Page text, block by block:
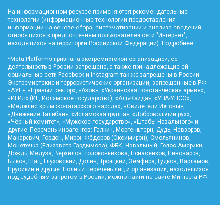
На информационном ресурсе применяются рекомендательные
технологии (информационные технологии предоставления
информации на основе сбора, систематизации и анализа сведений,
относящихся к предпочтениям пользователей сети "Интернет",
находящихся на территории Российской Федерации). Подробнее
*Meta Platforms признана экстремистской организацией, её
деятельность в России запрещена, а также принадлежащие ей
социальные сети Facebook и Instagram так же запрещены в России.
Экстремистские и террористические организации, запрещенные в РФ:
«АУЕ», «Правый сектор», «Азов», «Украинская повстанческая армия»,
«ИГИЛ» (ИГ, Исламское государство), «Аль-Каида», «УНА-УНСО»,
«Меджлис крымско-татарского народа», «Свидетели Иеговы»,
«Движение Талибан», «Исламская группа», «Добровольчий рух»,
«Чёрный комитет», «Мужское государство», «Штабы Навального» и
другие. Перечень иноагентов: Галкин, Моргенштерн, Дудь, Невзоров,
Макаревич, Гордон, Мирон Фёдоров (Оксимирон), Смольянинов,
Монеточка (Елизавета Гардымова), ФБК, Навальный, Голос Америки,
Дождь, Медуза, Верзилов, Толоконникова, Понасенков, Пивоваров,
Быков, Шац, Глуховский, Долин, Троицкий, Земфира, Гудков, Варламов,
Прусикин и другие. Полный перечень лиц и организаций, находящихся
под судебным запретом в России, можно найти на сайте Минюста РФ.